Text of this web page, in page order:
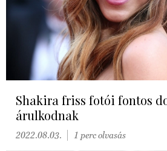
Shakira friss fotói fontos
árulkodnak
2022.08.03. 1 perc olvasás